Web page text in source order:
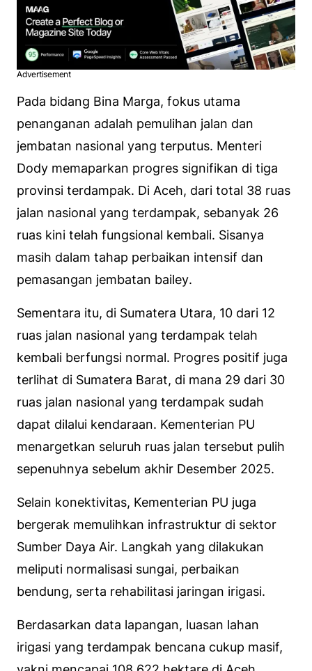
Advertisement
Pada bidang Bina Marga, fokus utama
penanganan adalah pemulihan jalan dan
jembatan nasional yang terputus. Menteri
Dody memaparkan progres signifikan di tiga
provinsi terdampak. Di Aceh, dari total 38 ruas
jalan nasional yang terdampak, sebanyak 26
ruas kini telah fungsional kembali. Sisanya
masih dalam tahap perbaikan intensif dan
pemasangan jembatan bailey.
Sementara itu, di Sumatera Utara, 10 dari 12
ruas jalan nasional yang terdampak telah
kembali berfungsi normal. Progres positif juga
terlihat di Sumatera Barat, di mana 29 dari 30
ruas jalan nasional yang terdampak sudah
dapat dilalui kendaraan. Kementerian PU
menargetkan seluruh ruas jalan tersebut pulih
sepenuhnya sebelum akhir Desember 2025.
Selain konektivitas, Kementerian PU juga
bergerak memulihkan infrastruktur di sektor
Sumber Daya Air. Langkah yang dilakukan
meliputi normalisasi sungai, perbaikan
bendung, serta rehabilitasi jaringan irigasi.
Berdasarkan data lapangan, luasan lahan
irigasi yang terdampak bencana cukup masif,